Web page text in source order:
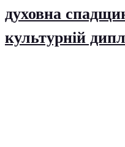
духовна
культурній